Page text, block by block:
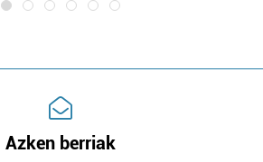
Azken berriak